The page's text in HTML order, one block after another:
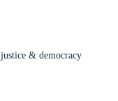
& democracy